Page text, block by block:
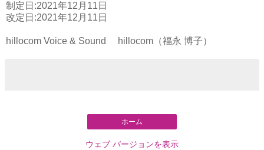
制定日:2021年12月11日
改定日:2021年12月11日
hillocom Voice & Sound hillocom（福永 博子）
ホーム
ウェブ バージョンを表示